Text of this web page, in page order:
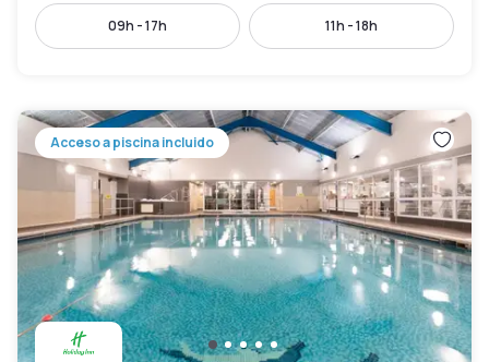
09h - 17h 11h - 18h
Acceso a piscina incluido